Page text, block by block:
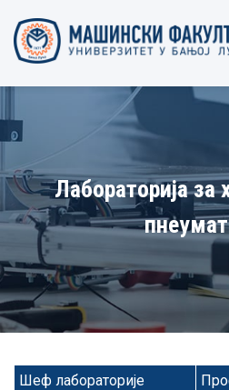
Лабораторија за
Шеф лабораторије